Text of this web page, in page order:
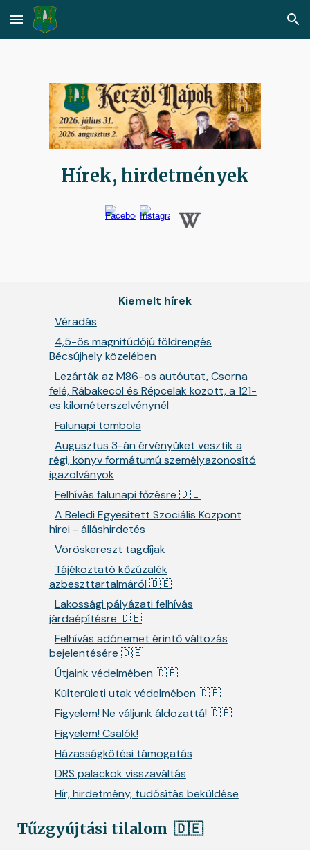
Skip to main content Skip to navigation
Hírek, hirdetmények
Kiemelt hírek
Véradás
4,5-ös magnitúdójú földrengés
Bécsújhely közelében
Lezárták az M86-os autóutat, Csorna
felé, Rábakecöl és Répcelak között, a 121-
es kilométerszelvénynél
Falunapi tombola
Augusztus 3-án érvényüket vesztik a
régi, könyv formátumú személyazonosító
igazolványok
Felhívás falunapi főzésre 🇩🇪
A Beledi Egyesített Szociális Központ
hírei - álláshirdetés
Vöröskereszt tagdíjak
Tájékoztató kőzúzalék
azbeszttartalmáról 🇩🇪
Lakossági pályázati felhívás
járdaépítésre 🇩🇪
Felhívás adónemet érintő változás
bejelentésére 🇩🇪
Útjaink védelmében 🇩🇪
Külterületi utak védelmében 🇩🇪
Figyelem! Ne váljunk áldozattá! 🇩🇪
Figyelem! Csalók!
Házasságkötési támogatás
DRS palackok visszaváltás
Hír, hirdetmény, tudósítás beküldése
Tűzgyújtási tilalom 🇩🇪